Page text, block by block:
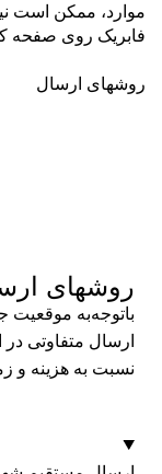
موارد، ممکن است
فابریک روی صفحه
روشهای ارسال
روشهای
باتوجه‌به
ارسال متفاوتی در
نسبت به هزینه و